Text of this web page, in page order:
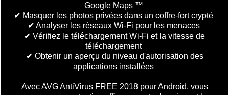
Google Maps ™
✔ Masquer les photos privées dans un coffre-fort crypté
✔ Analyser les réseaux Wi-Fi pour les menaces
✔ Vérifiez le téléchargement Wi-Fi et la vitesse de
téléchargement
✔ Obtenir un aperçu du niveau d'autorisation des
applications installées
Avec AVG AntiVirus FREE 2018 pour Android, vous